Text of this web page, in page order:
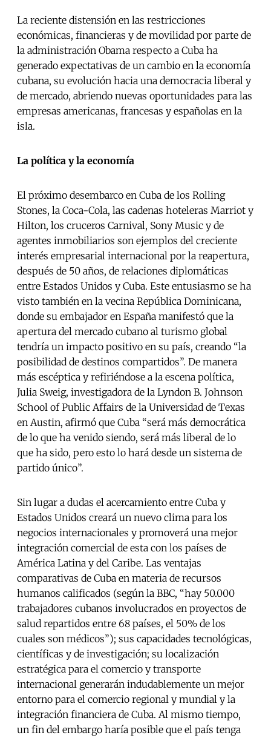
La reciente distensión en las restricciones
económicas, financieras y de movilidad por parte de
la administración Obama respecto a Cuba ha
generado expectativas de un cambio en la economía
cubana, su evolución hacia una democracia liberal y
de mercado, abriendo nuevas oportunidades para las
empresas americanas, francesas y españolas en la
isla.
La política y la economía
El próximo desembarco en Cuba de los Rolling
Stones, la Coca-Cola, las cadenas hoteleras Marriot y
Hilton, los cruceros Carnival, Sony Music y de
agentes inmobiliarios son ejemplos del creciente
interés empresarial internacional por la reapertura,
después de 50 años, de relaciones diplomáticas
entre Estados Unidos y Cuba. Este entusiasmo se ha
visto también en la vecina República Dominicana,
donde su embajador en España manifestó que la
apertura del mercado cubano al turismo global
tendría un impacto positivo en su país, creando “la
posibilidad de destinos compartidos”. De manera
más escéptica y refiriéndose a la escena política,
Julia Sweig, investigadora de la Lyndon B. Johnson
School of Public Affairs de la Universidad de Texas
en Austin, afirmó que Cuba “será más democrática
de lo que ha venido siendo, será más liberal de lo
que ha sido, pero esto lo hará desde un sistema de
partido único”.
Sin lugar a dudas el acercamiento entre Cuba y
Estados Unidos creará un nuevo clima para los
negocios internacionales y promoverá una mejor
integración comercial de esta con los países de
América Latina y del Caribe. Las ventajas
comparativas de Cuba en materia de recursos
humanos calificados (según la BBC, “hay 50.000
trabajadores cubanos involucrados en proyectos de
salud repartidos entre 68 países, el 50% de los
cuales son médicos”); sus capacidades tecnológicas,
científicas y de investigación; su localización
estratégica para el comercio y transporte
internacional generarán indudablemente un mejor
entorno para el comercio regional y mundial y la
integración financiera de Cuba. Al mismo tiempo,
un fin del embargo haría posible que el país tenga